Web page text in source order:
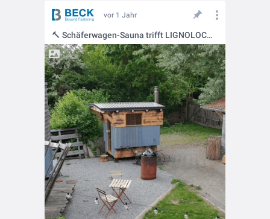
vor 1 Jahr
🔨 Schäferwagen-Sauna trifft LIGNOLOC® – kraftvoll verbunden, ganz ohne Metall